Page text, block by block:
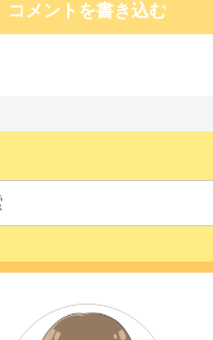
コメントを書き込む